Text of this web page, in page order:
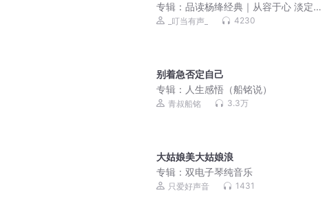
专辑： 品读杨绛经典｜从容于心 淡定于
行｜处世智慧
_叮当有声_ 4230
别着急否定自己
专辑： 人生感悟（船铭说）
青叔船铭 3.3万
大姑娘美大姑娘浪
专辑： 双电子琴纯音乐
只爱好声音 1431